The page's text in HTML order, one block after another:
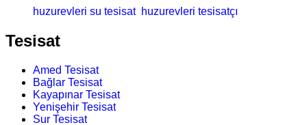
huzurevleri su tesisat huzurevleri tesisatçı
Tesisat
Amed Tesisat
Bağlar Tesisat
Kayapınar Tesisat
Yenişehir Tesisat
Sur Tesisat